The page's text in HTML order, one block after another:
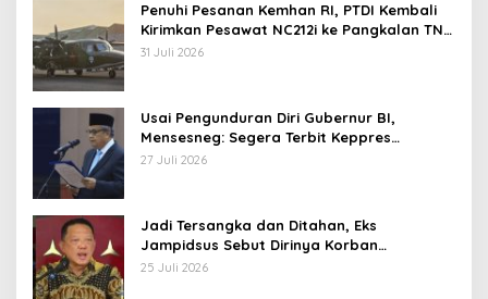
Penuhi Pesanan Kemhan RI, PTDI Kembali
Kirimkan Pesawat NC212i ke Pangkalan TNI
AU
31 Juli 2026
Usai Pengunduran Diri Gubernur BI,
Mensesneg: Segera Terbit Keppres
Pemberhentian dengan Hormat
27 Juli 2026
Jadi Tersangka dan Ditahan, Eks
Jampidsus Sebut Dirinya Korban
Kriminalisasi
25 Juli 2026